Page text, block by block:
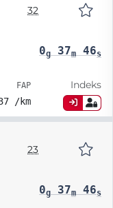
32
0g37m46s
FAP
/km
Indeks
23
0g37m46s